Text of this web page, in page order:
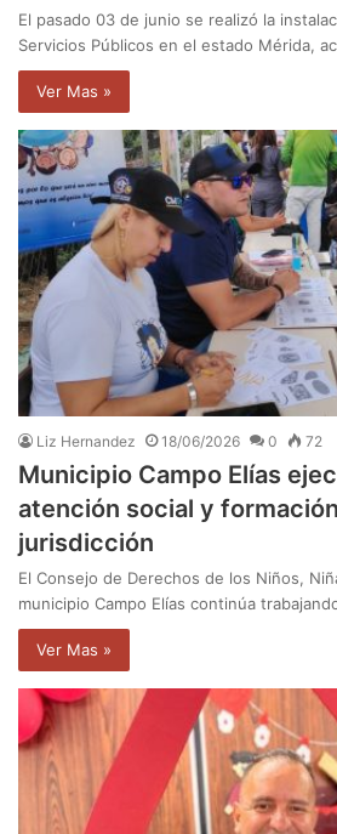
El pasado 03 de junio se realizó la
Servicios Públicos en el estado Mérida,
Ver Mas »
Liz Hernandez 18/06/2026 0 72
Municipio Campo Elías
atención social y
jurisdicción
El Consejo de Derechos de los Niños,
municipio Campo Elías continúa
Ver Mas »